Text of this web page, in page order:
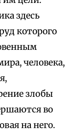
здесь
которого
человека,
злобы
во
на него.